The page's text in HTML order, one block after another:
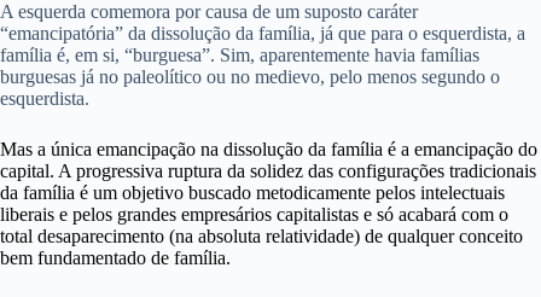
A esquerda comemora por causa de um suposto caráter
“emancipatória” da dissolução da família, já que para o esquerdista, a
família é, em si, “burguesa”. Sim, aparentemente havia famílias
burguesas já no paleolítico ou no medievo, pelo menos segundo o
esquerdista.
Mas a única emancipação na dissolução da família é a emancipação do
capital. A progressiva ruptura da solidez das configurações tradicionais
da família é um objetivo buscado metodicamente pelos intelectuais
liberais e pelos grandes empresários capitalistas e só acabará com o
total desaparecimento (na absoluta relatividade) de qualquer conceito
bem fundamentado de família.